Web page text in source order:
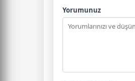
Yorumunuz